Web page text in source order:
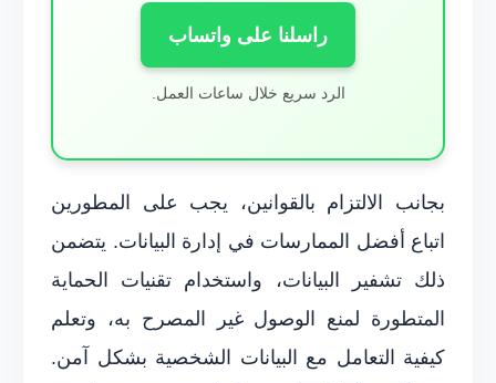
راسلنا على واتساب
الرد سريع خلال ساعات العمل.
بجانب الالتزام بالقوانين، يجب على المطورين
اتباع أفضل الممارسات في إدارة البيانات. يتضمن
ذلك تشفير البيانات، واستخدام تقنيات الحماية
المتطورة لمنع الوصول غير المصرح به، وتعلم
كيفية التعامل مع البيانات الشخصية بشكل آمن.